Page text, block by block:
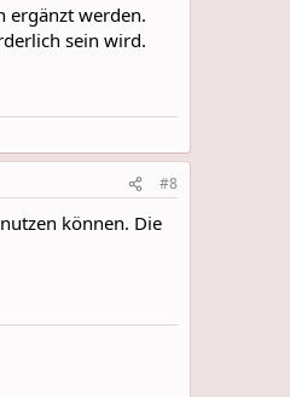
ergänzt werden.
sein wird.
#8
können. Die